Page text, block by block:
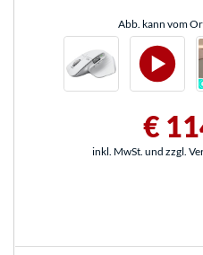
Abb. kann vom
€
inkl. MwSt. und zzgl.